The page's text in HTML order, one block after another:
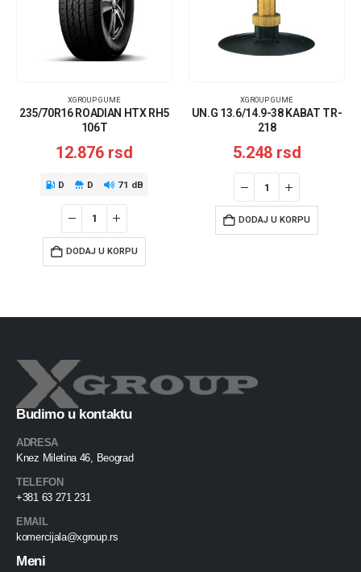
XGROUP GUME
235/70R16 ROADIAN HTX RH5
106T
12.876 rsd
D D 71 dB
DODAJ U KORPU
XGROUP GUME
UN.G 13.6/14.9-38 KABAT TR-
218
5.248 rsd
DODAJ U KORPU
Budimo u kontaktu
ADRESA
Knez Miletina 46, Beograd
TELEFON
+381 63 271 231
EMAIL
komercijala@xgroup.rs
Meni